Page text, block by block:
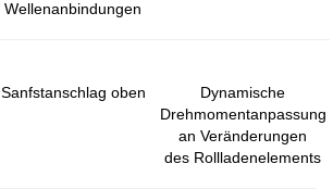
Wellenanbindungen
Sanfstanschlag oben
Dynamische
Drehmomentanpassung
an Veränderungen
des Rollladenelements